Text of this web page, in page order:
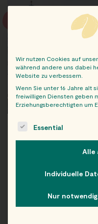
WIEN
Folge uns auf
Wir nutzen Cookies auf
während andere uns dabei
Website zu verbessern.
Wenn Sie unter 16 Jahre alt
freiwilligen Diensten geben
Erziehungsberechtigten um
The following is a list
Essential
Alle
Individuelle
Nur